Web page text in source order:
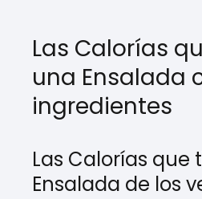
Las Calorías
una Ensalada
ingredientes
Las Calorías que
Ensalada de los